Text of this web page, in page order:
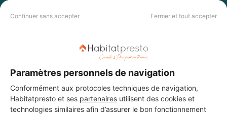
Continuer sans accepter Fermer et tout accepter
Paramètres personnels de navigation
Conformément aux protocoles techniques de navigation,
Habitatpresto et ses partenaires utilisent des cookies et
technologies similaires afin d’assurer le bon fonctionnement
DEMANDER UN DEVIS